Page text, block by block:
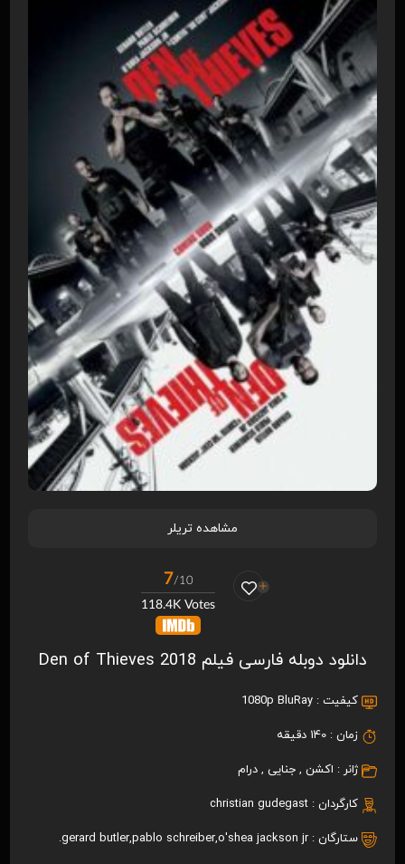
مشاهده تریلر
7/10
118.4K Votes
دانلود دوبله فارسی فیلم Den of Thieves 2018
کیفیت : 1080p BluRay
زمان : 140 دقیقه
ژانر : اکشن ,جنایی ,درام
کارگردان : christian gudegast
ستارگان : gerard butler,pablo schreiber,o'shea jackson jr.